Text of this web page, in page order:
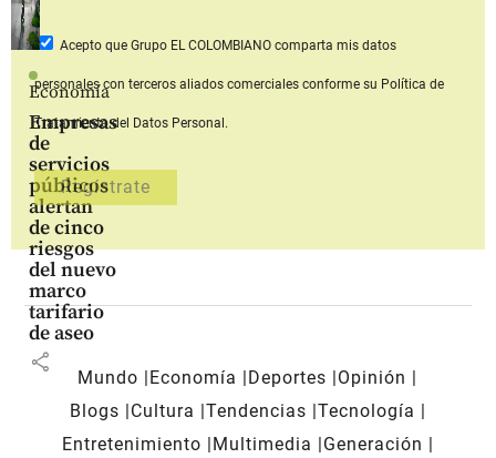
Economía
Empresas
de
servicios
públicos
alertan
de cinco
riesgos
del nuevo
marco
tarifario
de aseo
share
Acepto que Grupo EL COLOMBIANOcomparta mis datos
personales con terceros aliados comerciales conforme su Política de
Tratamiento del Datos Personal.
Mundo Economía Deportes
Opinión
Blogs
Cultura Tendencias Tecnología
Entretenimiento
Multimedia
Generación